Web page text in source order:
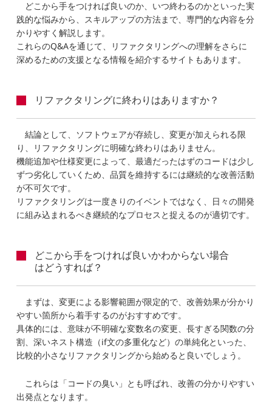
どこから手をつければ良いのか、いつ終わるのかといった実
践的な悩みから、スキルアップの方法まで、専門的な内容を分
かりやすく解説します。
これらのQ&Aを通じて、リファクタリングへの理解をさらに
深めるための支援となる情報を紹介するサイトもあります。
リファクタリングに終わりはありますか？
結論として、ソフトウェアが存続し、変更が加えられる限
り、リファクタリングに明確な終わりはありません。
機能追加や仕様変更によって、最適だったはずのコードは少し
ずつ劣化していくため、品質を維持するには継続的な改善活動
が不可欠です。
リファクタリングは一度きりのイベントではなく、日々の開発
に組み込まれるべき継続的なプロセスと捉えるのが適切です。
どこから手をつければ良いかわからない場合
はどうすれば？
まずは、変更による影響範囲が限定的で、改善効果が分かり
やすい箇所から着手するのがおすすめです。
具体的には、意味が不明確な変数名の変更、長すぎる関数の分
割、深いネスト構造（if文の多重化など）の単純化といった、
比較的小さなリファクタリングから始めると良いでしょう。
これらは「コードの臭い」とも呼ばれ、改善の分かりやすい
出発点となります。